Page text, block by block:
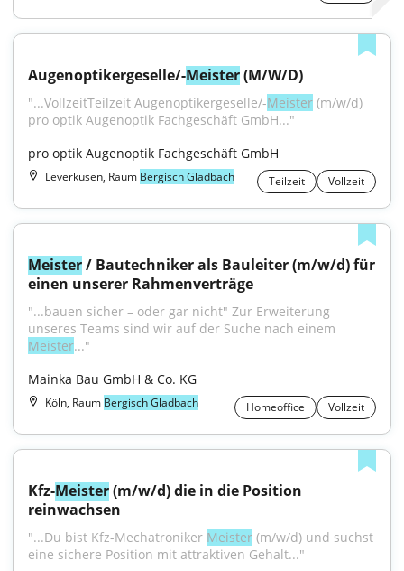
Augenoptikergeselle/-Meister (M/W/D)
"...VollzeitTeilzeit Augenoptikergeselle/-Meister (m/w/d)
pro optik Augenoptik Fachgeschäft GmbH..."
pro optik Augenoptik Fachgeschäft GmbH
Leverkusen, Raum Bergisch Gladbach Teilzeit Vollzeit
Meister / Bautechniker als Bauleiter (m/w/d) für
einen unserer Rahmenverträge
"...bauen sicher – oder gar nicht" Zur Erweiterung
Meister..."
Mainka Bau GmbH & Co. KG
Köln, Raum Bergisch Gladbach Homeoffice Vollzeit
Kfz-Meister (m/w/d) die in die Position
reinwachsen
"...Du bist Kfz-Mechatroniker Meister (m/w/d) und suchst
eine sichere Position mit attraktiven Gehalt..."